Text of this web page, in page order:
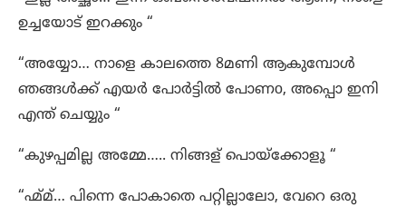
ഉച്ചയോട് ഇറക്കും “
“അയ്യോ… നാളെ കാലത്തെ 8മണി ആകുമ്പോൾ
ഞങ്ങൾക്ക് എയർ പോർട്ടിൽ പോണo, അപ്പൊ ഇനി
എന്ത് ചെയ്യും “
“കുഴപ്പമില്ല അമ്മേ….. നിങ്ങള് പൊയ്ക്കോളൂ “
“ഹ്മ്മ്… പിന്നെ പോകാതെ പറ്റില്ലാലോ, വേറെ ഒരു